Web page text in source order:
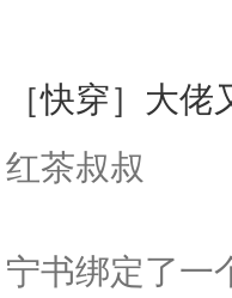
［快穿］大
红茶叔叔
宁书绑定了一